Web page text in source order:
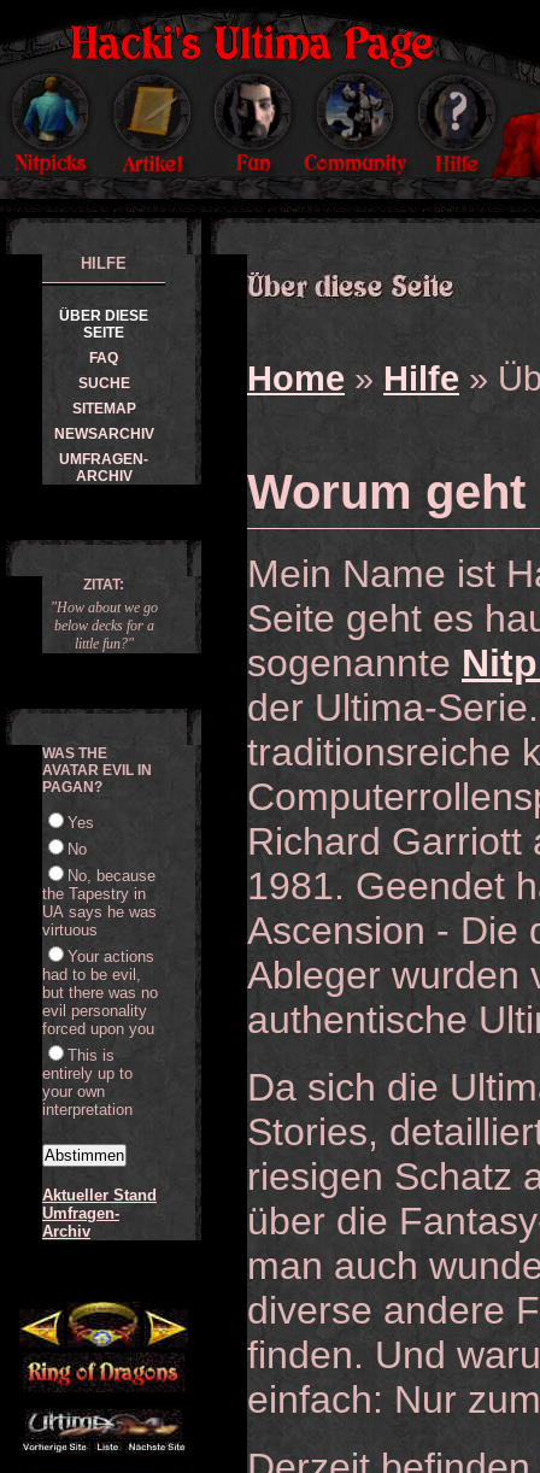
Home » Hilfe »
Worum
Mein Name ist
Seite geht es
sogenannte
der Ultima-
traditionsreiche
Richard Garriott
1981. Geendet
Ascension - Die
Ableger wurden
authentische
Da sich die
Stories,
riesigen Schatz
über die
man auch
diverse andere
finden. Und
einfach: Nur
HILFE
ÜBER DIESE
SEITE
FAQ
SUCHE
SITEMAP
NEWSARCHIV
UMFRAGEN-
ARCHIV
ZITAT:
"How about we go
below decks for a
little fun?"
WAS THE
AVATAR EVIL IN
PAGAN?
Yes
No
No, because
the Tapestry in
UA says he was
virtuous
Your actions
had to be evil,
but there was no
evil personality
forced upon you
This is
entirely up to
your own
interpretation
Aktueller Stand
Umfragen-
Archiv